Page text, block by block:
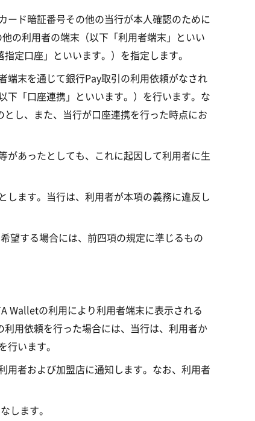
ード暗証番号その他の当行が本人確認のために
の利用者の端末（以下「利用者端末」といい
定口座」といいます。）を指定します。
端末を通じて銀行Pay取引の利用依頼がなされ
下「口座連携」といいます。）を行います。な
し、また、当行が口座連携を行った時点にお
があったとしても、これに起因して利用者に生
します。当行は、利用者が本項の義務に違反し
望する場合には、前四項の規定に準じるもの
Walletの利用により利用者端末に表示される
用依頼を行った場合には、当行は、利用者か
います。
用者および加盟店に通知します。なお、利用者
します。